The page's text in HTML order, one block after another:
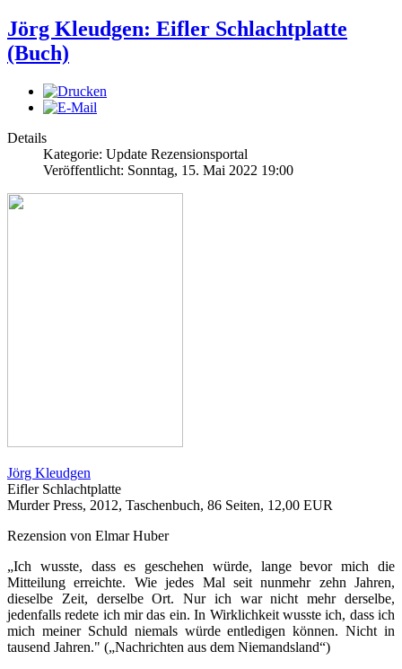
Jörg Kleudgen: Eifler Schlachtplatte
(Buch)
Details
Kategorie: Update Rezensionsportal
Veröffentlicht: Sonntag, 15. Mai 2022 19:00
Jörg Kleudgen
Eifler Schlachtplatte
Murder Press, 2012, Taschenbuch, 86 Seiten, 12,00 EUR
Rezension von Elmar Huber
„Ich wusste, dass es geschehen würde, lange bevor mich die
Mitteilung erreichte. Wie jedes Mal seit nunmehr zehn Jahren,
dieselbe Zeit, derselbe Ort. Nur ich war nicht mehr derselbe,
jedenfalls redete ich mir das ein. In Wirklichkeit wusste ich, dass ich
mich meiner Schuld niemals würde entledigen können. Nicht in
tausend Jahren." („Nachrichten aus dem Niemandsland“)